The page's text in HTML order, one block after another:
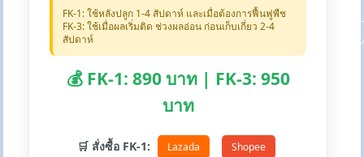
FK-1: ใช้หลังปลูก 1-4 สัปดาห์ และเมื่อต้องการฟื้นฟูพืช
FK-3: ใช้เมื่อผลเริ่มติด ช่วงผลอ่อน ก่อนเก็บเกี่ยว 2-4
สัปดาห์
💰 FK-1: 890 บาท | FK-3: 950
บาท
🛒 สั่งซื้อ FK-1: Lazada Shopee